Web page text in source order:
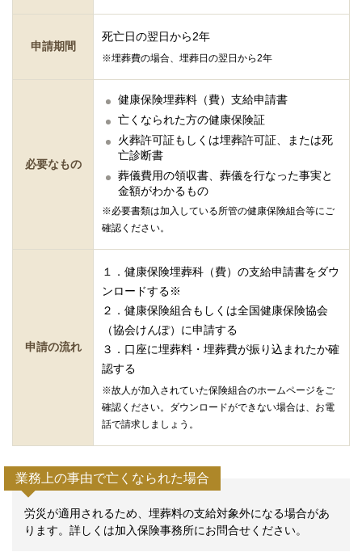
申請期間
死亡日の翌日から2年
※埋葬費の場合、埋葬日の翌日から2年
必要なもの
健康保険埋葬料（費）支給申請書
亡くなられた方の健康保険証
火葬許可証もしくは埋葬許可証、または死
亡診断書
葬儀費用の領収書、葬儀を行なった事実と
金額がわかるもの
※必要書類は加入している所管の健康保険組合等にご
確認ください。
申請の流れ
１．健康保険埋葬科（費）の支給申請書をダウ
ンロードする※
２．健康保険組合もしくは全国健康保険協会
（協会けんぽ）に申請する
３．口座に埋葬料・埋葬費が振り込まれたか確
認する
※故人が加入されていた保険組合のホームページをご
確認ください。ダウンロードができない場合は、お電
話で請求しましょう。
業務上の事由で亡くなられた場合
労災が適用されるため、埋葬料の支給対象外になる場合があ
ります。詳しくは加入保険事務所にお問合せください。